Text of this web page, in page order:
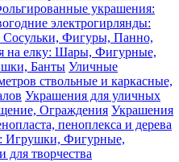
украшения:
электрогирлянды:
Фигуры, Панно,
на елку: Шары, Фигурные,
Банты Уличные
ствольные и каркасные,
Украшения для уличных
Ограждения Украшения
пеноплекса и дерева
Игрушки, Фигурные,
творчества